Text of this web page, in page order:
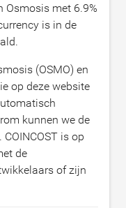
Osmosis met 6.9%
is in de
(OSMO) en
op deze website
kunnen we de
is op
de
of zijn